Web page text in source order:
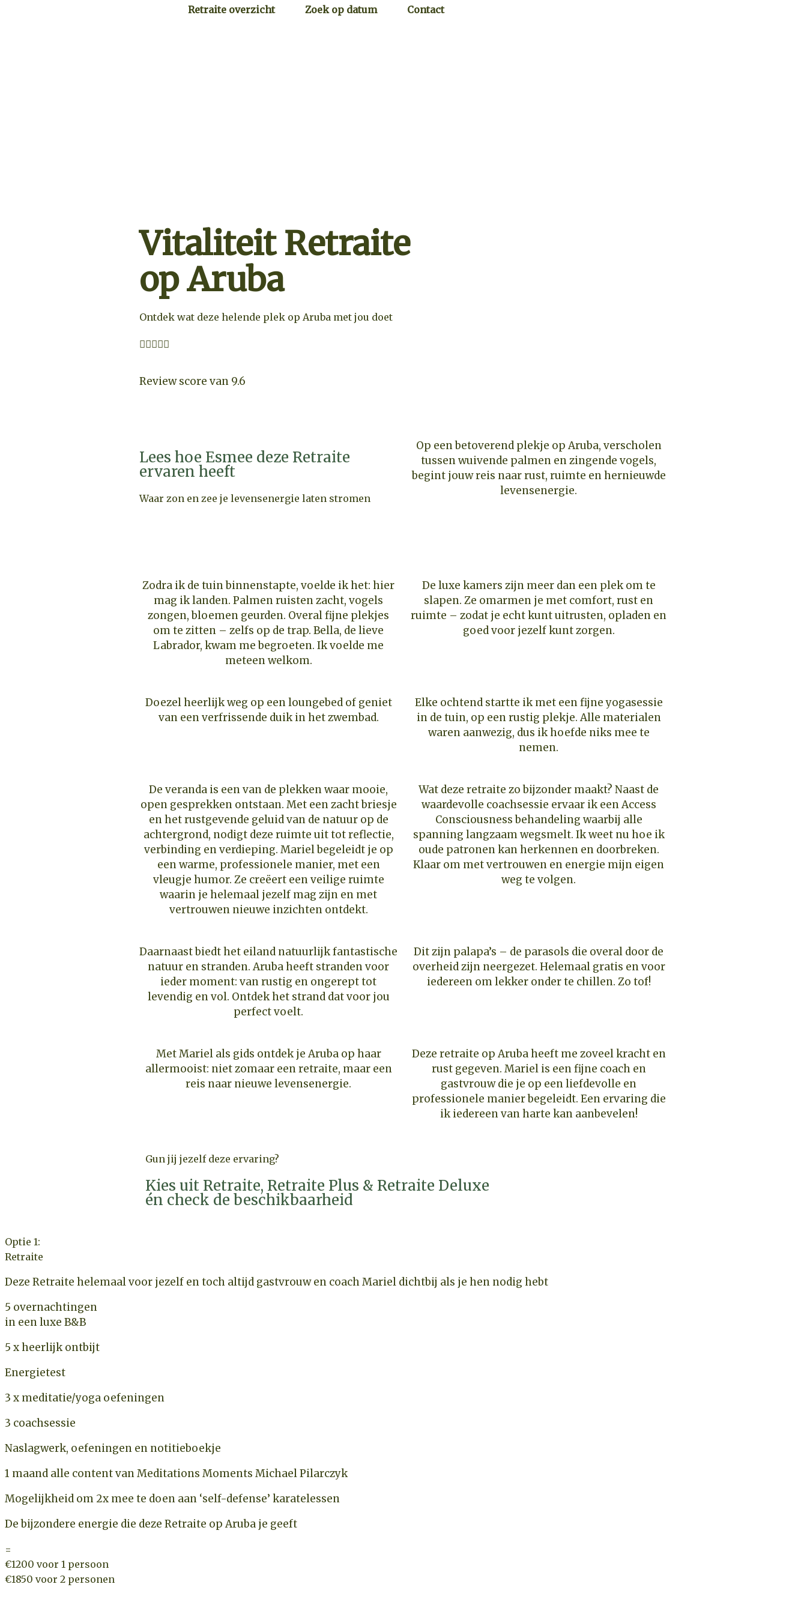
Retraite overzicht Zoek op datum Contact
Vitaliteit Retraite
op Aruba
Ontdek wat deze helende plek op Aruba met jou doet

Review score van 9.6
Lees hoe Esmee deze Retraite
ervaren heeft
Waar zon en zee je levensenergie laten stromen
Op een betoverend plekje op Aruba, verscholen
tussen wuivende palmen en zingende vogels,
begint jouw reis naar rust, ruimte en hernieuwde
levensenergie.
Zodra ik de tuin binnenstapte, voelde ik het: hier
mag ik landen. Palmen ruisten zacht, vogels
zongen, bloemen geurden. Overal fijne plekjes
om te zitten – zelfs op de trap. Bella, de lieve
Labrador, kwam me begroeten. Ik voelde me
meteen welkom.
De luxe kamers zijn meer dan een plek om te
slapen. Ze omarmen je met comfort, rust en
ruimte – zodat je echt kunt uitrusten, opladen en
goed voor jezelf kunt zorgen.
Doezel heerlijk weg op een loungebed of geniet
van een verfrissende duik in het zwembad.
Elke ochtend startte ik met een fijne yogasessie
in de tuin, op een rustig plekje. Alle materialen
waren aanwezig, dus ik hoefde niks mee te
nemen.
De veranda is een van de plekken waar mooie,
open gesprekken ontstaan. Met een zacht briesje
en het rustgevende geluid van de natuur op de
achtergrond, nodigt deze ruimte uit tot reflectie,
verbinding en verdieping. Mariel begeleidt je op
een warme, professionele manier, met een
vleugje humor. Ze creëert een veilige ruimte
waarin je helemaal jezelf mag zijn en met
vertrouwen nieuwe inzichten ontdekt.
Wat deze retraite zo bijzonder maakt? Naast de
waardevolle coachsessie ervaar ik een Access
Consciousness behandeling waarbij alle
spanning langzaam wegsmelt. Ik weet nu hoe ik
oude patronen kan herkennen en doorbreken.
Klaar om met vertrouwen en energie mijn eigen
weg te volgen.
Daarnaast biedt het eiland natuurlijk fantastische
natuur en stranden. Aruba heeft stranden voor
ieder moment: van rustig en ongerept tot
levendig en vol. Ontdek het strand dat voor jou
perfect voelt.
Dit zijn palapa’s – de parasols die overal door de
overheid zijn neergezet. Helemaal gratis en voor
iedereen om lekker onder te chillen. Zo tof!
Met Mariel als gids ontdek je Aruba op haar
allermooist: niet zomaar een retraite, maar een
reis naar nieuwe levensenergie.
Deze retraite op Aruba heeft me zoveel kracht en
rust gegeven. Mariel is een fijne coach en
gastvrouw die je op een liefdevolle en
professionele manier begeleidt. Een ervaring die
ik iedereen van harte kan aanbevelen!
Gun jij jezelf deze ervaring?
Kies uit Retraite, Retraite Plus & Retraite Deluxe
én check de beschikbaarheid
Optie 1:
Retraite
Deze Retraite helemaal voor jezelf en toch altijd gastvrouw en coach Mariel dichtbij als je hen nodig hebt
5 overnachtingen
in een luxe B&B
5 x heerlijk ontbijt
Energietest
3 x meditatie/yoga oefeningen
3 coachsessie
Naslagwerk, oefeningen en notitieboekje
1 maand alle content van Meditations Moments Michael Pilarczyk
Mogelijkheid om 2x mee te doen aan ‘self-defense’ karatelessen
De bijzondere energie die deze Retraite op Aruba je geeft
=
€1200 voor 1 persoon
€1850 voor 2 personen